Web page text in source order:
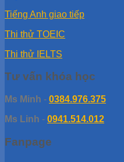
Tiếng Anh giao tiếp
Thi thử TOEIC
Thi thử IELTS
Tư vấn khóa học
Ms Minh - 0384.976.375
Ms Linh - 0941.514.012
Fanpage